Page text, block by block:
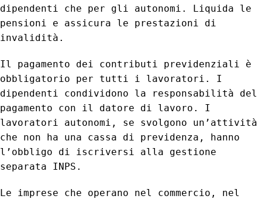
dipendenti che per gli autonomi. Liquida le
pensioni e assicura le prestazioni di
invalidità.
Il pagamento dei contributi previdenziali è
obbligatorio per tutti i lavoratori. I
dipendenti condividono la responsabilità del
pagamento con il datore di lavoro. I
lavoratori autonomi, se svolgono un’attività
che non ha una cassa di previdenza, hanno
l’obbligo di iscriversi alla gestione
separata INPS.
Le imprese che operano nel commercio, nel